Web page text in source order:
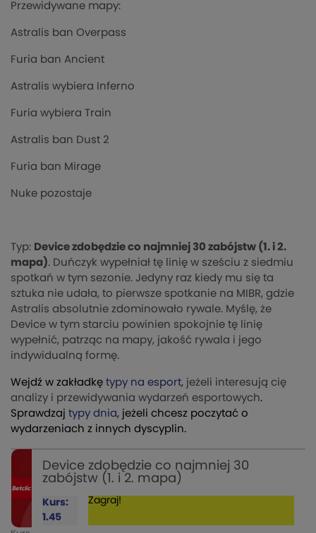
Przewidywane mapy:
Astralis ban Overpass
Furia ban Ancient
Astralis wybiera Inferno
Furia wybiera Train
Astralis ban Dust 2
Furia ban Mirage
Nuke pozostaje
Typ: Device zdobędzie co najmniej 30 zabójstw (1. i 2.
mapa). Duńczyk wypełniał tę linię w sześciu z siedmiu
spotkań w tym sezonie. Jedyny raz kiedy mu się ta
sztuka nie udała, to pierwsze spotkanie na MIBR, gdzie
Astralis absolutnie zdominowało rywale. Myślę, że
Device w tym starciu powinien spokojnie tę linię
wypełnić, patrząc na mapy, jakość rywala i jego
indywidualną formę.
Wejdź w zakładkę typy na esport, jeżeli interesują cię
analizy i przewidywania wydarzeń esportowych.
Sprawdzaj typy dnia, jeżeli chcesz poczytać o
wydarzeniach z innych dyscyplin.
Device zdobędzie co najmniej 30
zabójstw (1. i 2. mapa)
Kurs:
1.45
Zagraj!